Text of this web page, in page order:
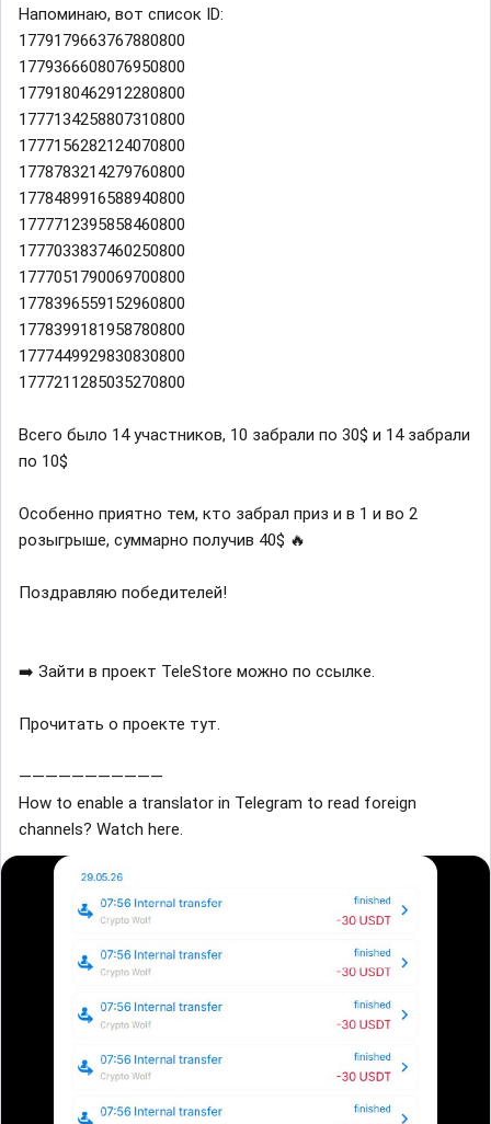
Напоминаю, вот список ID:
1779179663767880800
1779366608076950800
1779180462912280800
1777134258807310800
1777156282124070800
1778783214279760800
1778489916588940800
1777712395858460800
1777033837460250800
1777051790069700800
1778396559152960800
1778399181958780800
1777449929830830800
1777211285035270800
Всего было 14 участников, 10 забрали по 30$ и 14 забрали
по 10$
Особенно приятно тем, кто забрал приз и в 1 и во 2
розыгрыше, суммарно получив 40$ 🔥
Поздравляю победителей!
➡️ Зайти в проект TeleStore можно по ссылке.
Прочитать о проекте тут.
———————————
How to enable a translator in Telegram to read foreign
channels? Watch here.